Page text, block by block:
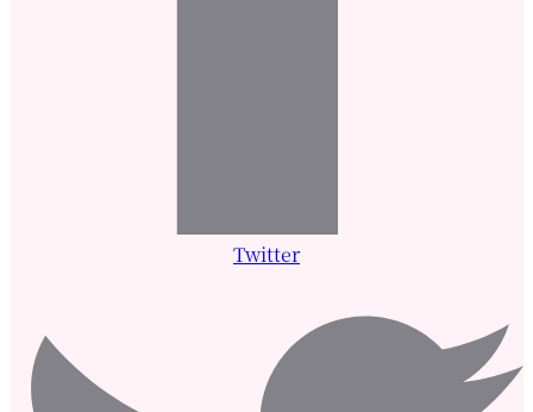
Twitter